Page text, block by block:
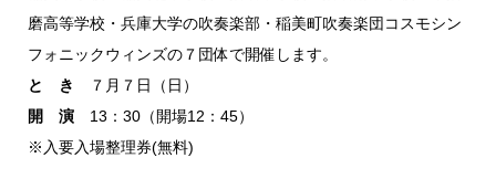
磨高等学校・兵庫大学の吹奏楽部・稲美町吹奏楽団コスモシン
フォニックウィンズの７団体で開催します。
と き
７月７日（日）
開 演 13：30（開場12：45）
※入要入場整理券(無料)